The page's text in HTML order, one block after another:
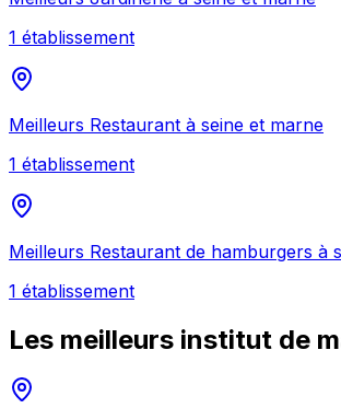
1 établissement
Meilleurs Restaurant à seine et marne
1 établissement
Meilleurs Restaurant de hamburgers à
1 établissement
Les meilleurs institut de